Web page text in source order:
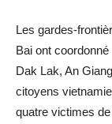
Les gardes-
Bai ont
Dak Lak, An
citoyens
quatre victimes